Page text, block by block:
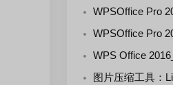
WPSOffice Pro
WPSOffice Pro
WPS Office
图片压缩工具：